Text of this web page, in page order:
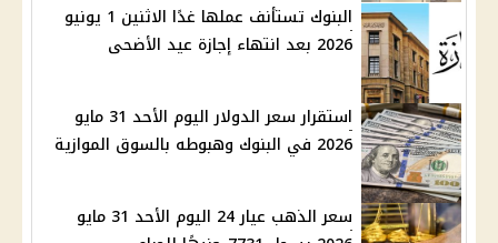
البنوك تستأنف عملها غدًا الاثنين 1 يونيو
2026 بعد انتهاء إجازة عيد الأضحى
استقرار سعر الدولار اليوم الأحد 31 مايو
2026 في البنوك وهبوطه بالسوق الموازية
سعر الذهب عيار 24 اليوم الأحد 31 مايو